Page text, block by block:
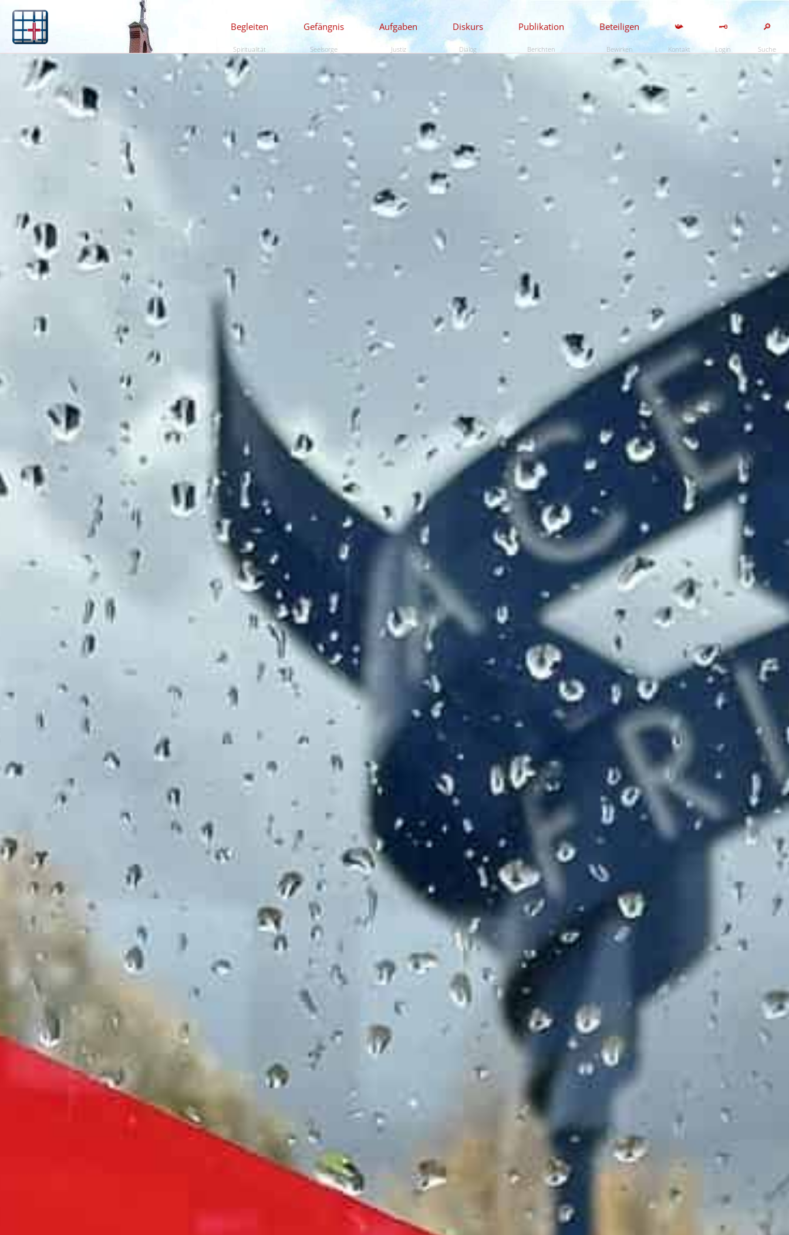
Begleiten
Spiritualität
Gefängnis
Seelsorge
Aufgaben
Justiz
Diskurs
Dialog
Publikation
Berichten
Beteiligen
Bewirken
📯
Kontakt
🗝️
Login
🔎
Suche